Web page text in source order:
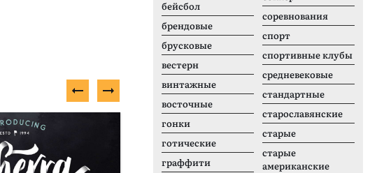
Неизвестно
бейсбол
брендовые
брусковые
вестерн
винтажные
восточные
гонки
готические
граффити
соревнования
спорт
спортивные клубы
средневековые
стандартные
старославянские
старые
старые
американские